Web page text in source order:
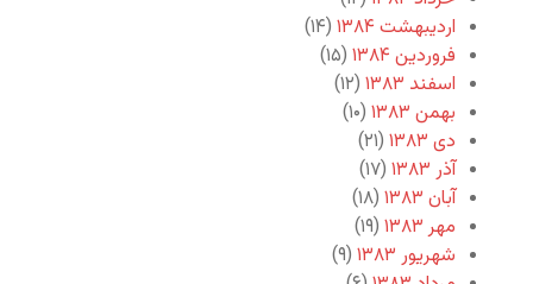
اردیبهشت ۱۳۸۴
(۱۴)
فروردین ۱۳۸۴
(۱۵)
اسفند ۱۳۸۳
(۱۲)
بهمن ۱۳۸۳
(۱۰)
دی ۱۳۸۳
(۲۱)
آذر ۱۳۸۳
(۱۷)
آبان ۱۳۸۳
(۱۸)
مهر ۱۳۸۳
(۱۹)
شهریور ۱۳۸۳
(۹)